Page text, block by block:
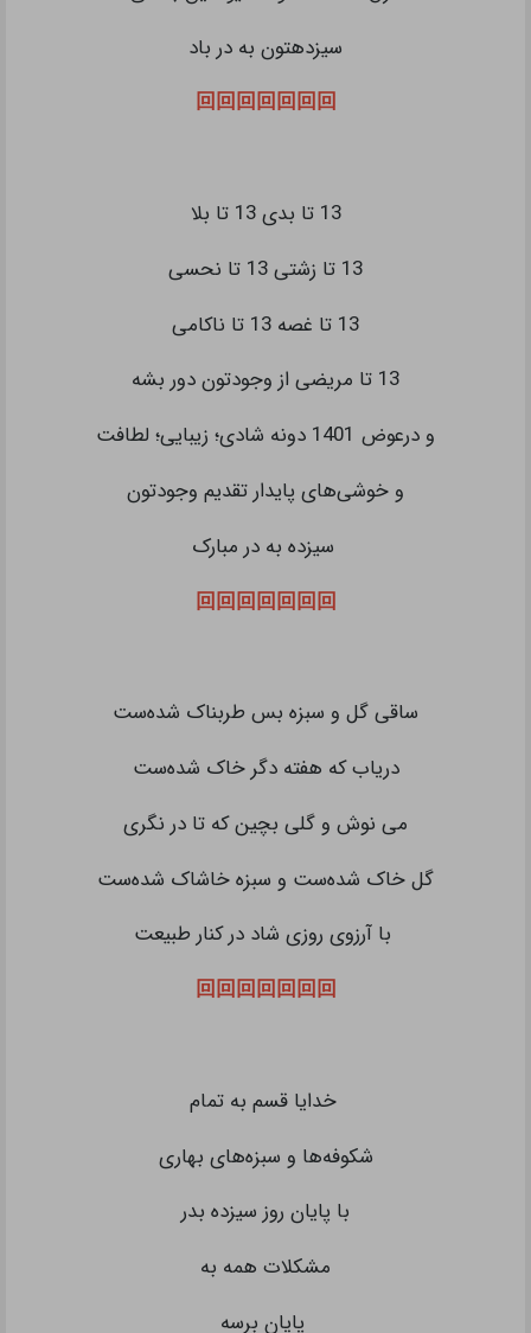
سیزدهتون به در باد
回回回回回回回
13 تا بدی 13 تا بلا
13 تا زشتی 13 تا نحسی
13 تا غصه 13 تا ناکامی
13 تا مریضی از وجودتون دور بشه
و درعوض 1401 دونه شادی؛ زیبایی؛ لطافت
و خوشی‌های پایدار تقدیم وجودتون
سیزده به در مبارک
回回回回回回回
ساقی گل و سبزه بس طربناک شده‌ست
دریاب که هفته‌ دگر خاک شده‌ست
می نوش و گلی بچین که تا در نگری
گل خاک شده‌ست و سبزه خاشاک شده‌ست
با آرزوی روزی شاد در کنار طبیعت
回回回回回回回
خدایا قسم به تمام
شکوفه‌ها و سبزه‌های بهاری
با پایان روز سیزده بدر
مشکلات همه به
پایان برسه